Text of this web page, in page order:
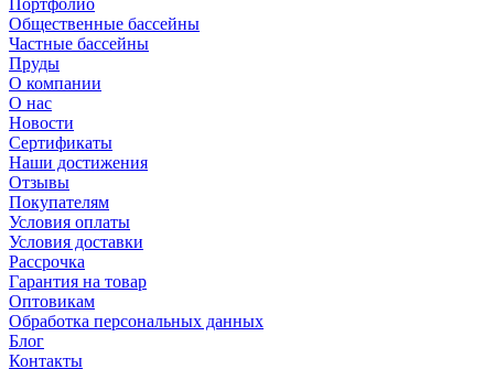
Портфолио
Общественные бассейны
Частные бассейны
Пруды
О компании
О нас
Новости
Сертификаты
Наши достижения
Отзывы
Покупателям
Условия оплаты
Условия доставки
Рассрочка
Гарантия на товар
Оптовикам
Обработка персональных данных
Блог
Контакты